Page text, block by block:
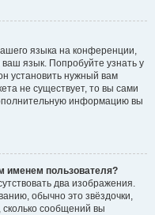
языка на конференции,
язык. Попробуйте узнать у
установить нужный вам
не существует, то вы сами
информацию вы
именем пользователя?
два изображения.
обычно это звёздочки,
сколько сообщений вы